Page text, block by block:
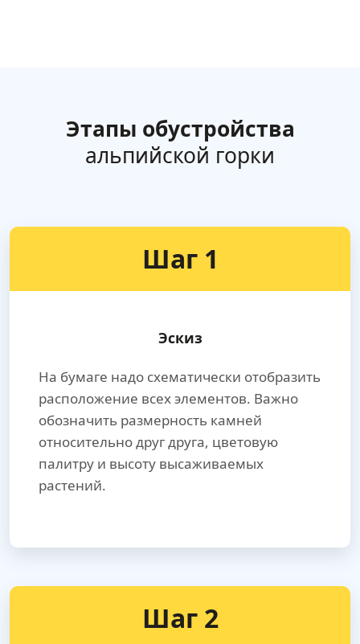
Этапы обустройства
альпийской горки
Шаг 1
Эскиз
На бумаге надо схематически отобразить
расположение всех элементов. Важно
обозначить размерность камней
относительно друг друга, цветовую
палитру и высоту высаживаемых
растений.
Шаг 2